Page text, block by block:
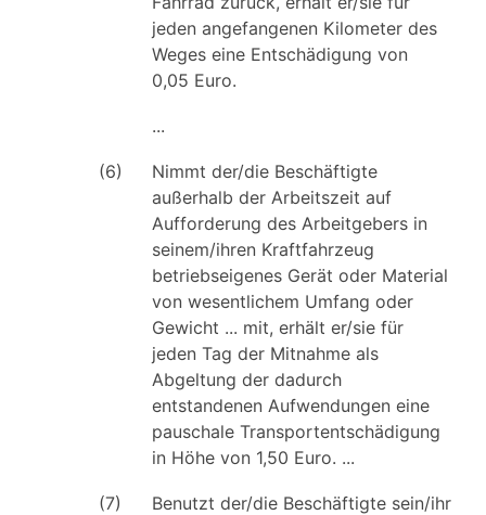
jeden angefangenen Kilometer des
Weges eine Entschädigung von
0,05 Euro.
...
(6)
Nimmt der/die Beschäftigte
außerhalb der Arbeitszeit auf
Aufforderung des Arbeitgebers in
seinem/ihren Kraftfahrzeug
betriebseigenes Gerät oder Material
von wesentlichem Umfang oder
Gewicht ... mit, erhält er/sie für
jeden Tag der Mitnahme als
Abgeltung der dadurch
entstandenen Aufwendungen eine
pauschale Transportentschädigung
in Höhe von 1,50 Euro. ...
(7)
Benutzt der/die Beschäftigte sein/ihr